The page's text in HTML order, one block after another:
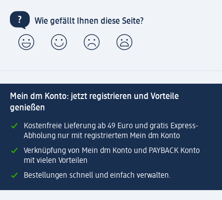
Wie gefällt Ihnen diese Seite?
Mein dm Konto: jetzt registrieren und Vorteile
genießen
Kostenfreie Lieferung ab 49 Euro und gratis Express-
Abholung nur mit registriertem Mein dm Konto
Verknüpfung von Mein dm Konto und PAYBACK Konto
mit vielen Vorteilen
Bestellungen schnell und einfach verwalten.